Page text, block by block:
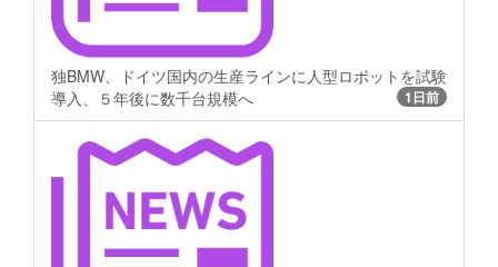
独BMW、ドイツ国内の生産ラインに人型ロボットを試験
導入、５年後に数千台規模へ
1日前